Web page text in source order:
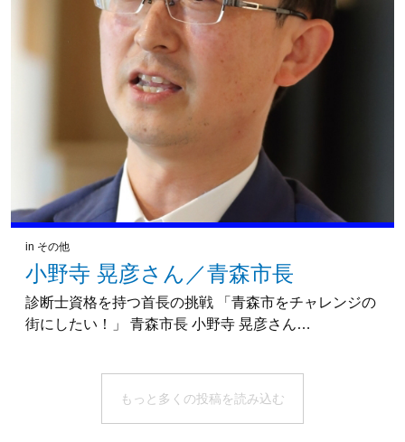
in その他
小野寺 晃彦さん／青森市長
診断士資格を持つ首長の挑戦 「青森市をチャレンジの
街にしたい！」 青森市長 小野寺 晃彦さん…
もっと多くの投稿を読み込む